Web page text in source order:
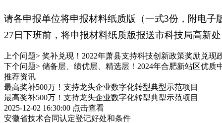
请各申报单位将申报材料纸质版（一式3份，附电
27日下班前，将申报材料纸质版报送市科技局高新
上个问题> 奖补兑现！2022年萧县支持科技创新政策奖励兑现
下个问题> 储备层、绩优层、精选层！2024年合肥新站区优质
推荐资讯
最高奖补500万！支持龙头企业数字化转型典型示范项目
最高奖补500万！支持龙头企业数字化转型典型示范项目
2025-12-02 16:30:00 点击查看
安徽省技术合同认定登记好处和条件